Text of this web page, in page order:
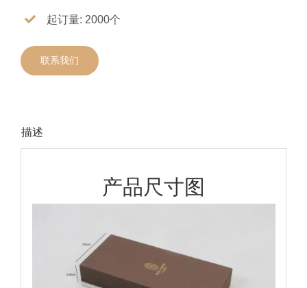
起订量: 2000个
联系我们
描述
产品尺寸图